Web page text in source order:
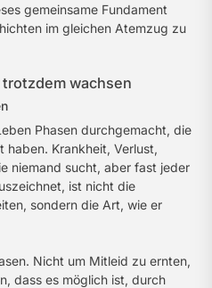
gemeinsame Fundament
im gleichen Atemzug zu
wachsen
Phasen durchgemacht, die
haben. Krankheit, Verlust,
niemand sucht, aber fast jeder
ist nicht die
sondern die Art, wie er
Nicht um Mitleid zu ernten,
dass es möglich ist, durch